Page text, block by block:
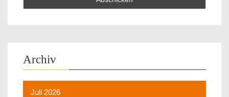
Archiv
Juli 2026